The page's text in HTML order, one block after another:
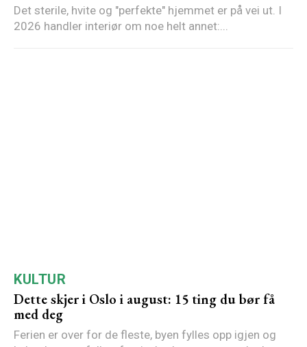
Det sterile, hvite og "perfekte" hjemmet er på vei ut. I
2026 handler interiør om noe helt annet:...
KULTUR
Dette skjer i Oslo i august: 15 ting du bør få
med deg
Ferien er over for de fleste, byen fylles opp igjen og